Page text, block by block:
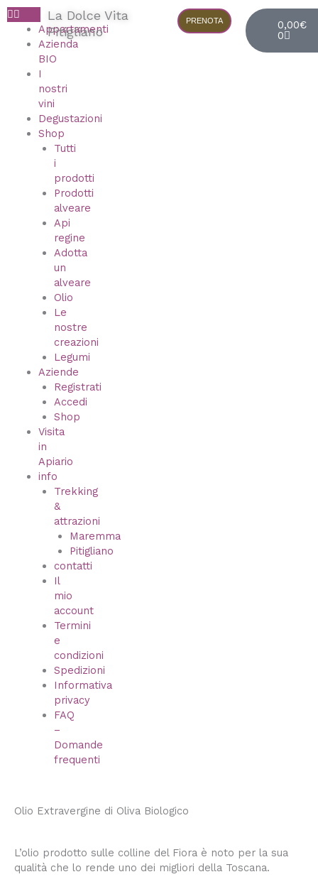
Vai
contenuto
Appartamenti
Azienda
BIO
I
nostri
vini
Degustazioni
Shop
Tutti
i
prodotti
Prodotti
alveare
Api
regine
Adotta
un
alveare
Olio
Le
nostre
creazioni
Legumi
Aziende
Registrati
Accedi
Shop
Visita
in
Apiario
info
Trekking
&
attrazioni
Maremma
Pitigliano
contatti
Il
mio
account
Termini
e
condizioni
Spedizioni
Informativa
privacy
FAQ
–
Domande
frequenti
La Dolce Vita
Pitigliano
PRENOTA 0,00€
0
Cart
Olio Extravergine di Oliva Biologico
L’olio prodotto sulle colline del Fiora è noto per la sua
qualità che lo rende uno dei migliori della Toscana.